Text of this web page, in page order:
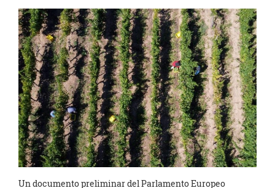
Un documento preliminar del Parlamento Europeo